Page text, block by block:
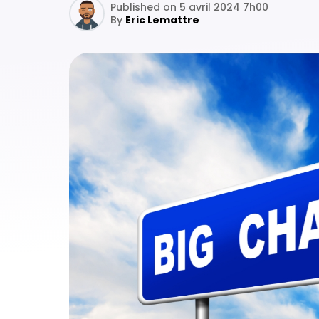
By Eric Lemattre
Published on 5 avril 2024 7h00